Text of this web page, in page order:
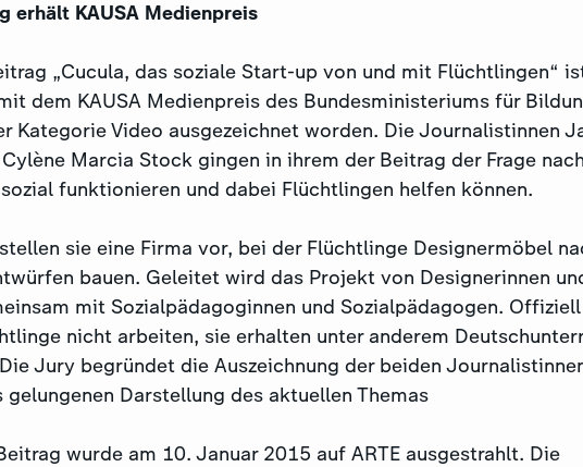
erhält KAUSA Medienpreis
„Cucula, das soziale Start-up von und mit Flüchtlingen“
dem KAUSA Medienpreis des Bundesministeriums für
Kategorie Video ausgezeichnet worden. Die Journalistinnen
Marcia Stock gingen in ihrem der Beitrag der Frage
funktionieren und dabei Flüchtlingen helfen können.
sie eine Firma vor, bei der Flüchtlinge Designermöbel
bauen. Geleitet wird das Projekt von Designerinnen
mit Sozialpädagoginnen und Sozialpädagogen. Offiziell
nicht arbeiten, sie erhalten unter anderem
Jury begründet die Auszeichnung der beiden
gelungenen Darstellung des aktuellen Themas
wurde am 10. Januar 2015 auf ARTE ausgestrahlt. Die